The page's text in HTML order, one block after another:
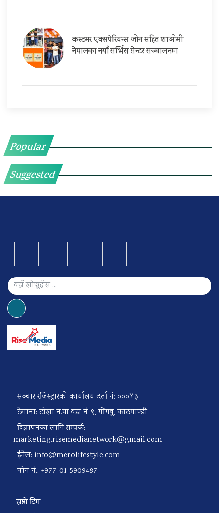
कस्टमर एक्सपेरियन्स जोन सहित शाओमी
नेपालका नयाँ सर्भिस सेन्टर सञ्चालनमा
Popular
Suggested
सञ्चार रजिस्ट्रारको कार्यालय दर्ता नं: ०००४३
ठेगाना: टोखा न.पा वडा नं. ९, गोंगबु, काठमाण्डौ
विज्ञापनका लागि सम्पर्क:
marketing.risemedianetwork@gmail.com
ईमेल: info@merolifestyle.com
फोन नं.: +977-01-5909487
हाम्रो टिम